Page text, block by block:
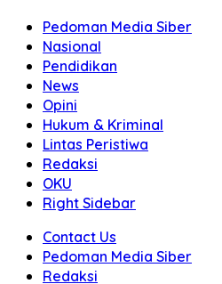
Pedoman Media Siber
Nasional
Pendidikan
News
Opini
Hukum & Kriminal
Lintas Peristiwa
Redaksi
OKU
Right Sidebar
Contact Us
Pedoman Media Siber
Redaksi